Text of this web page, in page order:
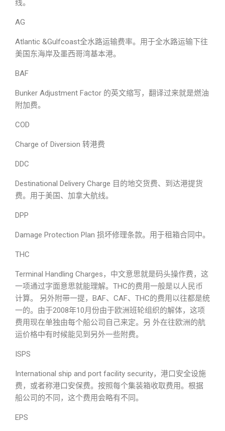
线。
AG
Atlantic &Gulfcoast全水路运输费率。用于全水路运输下往
美国东海岸及墨西哥湾基本港。
BAF
Bunker Adjustment Factor 的英文缩写，翻译过来就是燃油
附加费。
COD
Charge of Diversion 转港费
DDC
Destinational Delivery Charge 目的地交货费、到达港提货
费。用于美国、加拿大航线。
DPP
Damage Protection Plan 损坏修理条款。用于租箱合同中。
THC
Terminal Handling Charges，中文意思就是码头操作费，这
一项通过字面意思就能理解。THC的费用一般是以人民币
计算。 另外附带一提，BAF、CAF、THC的费用以往都是统
一的。由于2008年10月份由于欧洲班轮组织的解体，这项
费用现在单独由每个船公司自己来定。另 外在往欧洲的航
运价格中有时候能见到另外一些附费。
ISPS
International ship and port facility security，港口安全设施
费，或者称港口安保费。按照每个集装箱收取费用。根据
船公司的不同，这个费用会略有不同。
EPS